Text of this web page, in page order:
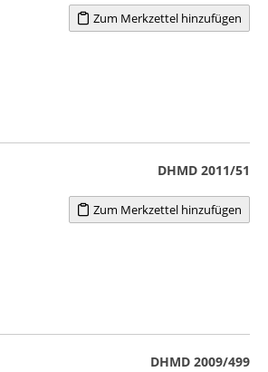
Zum Merkzettel hinzufügen
DHMD 2011/51
Zum Merkzettel hinzufügen
DHMD 2009/499